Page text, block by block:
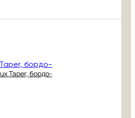
Taper, бордо-